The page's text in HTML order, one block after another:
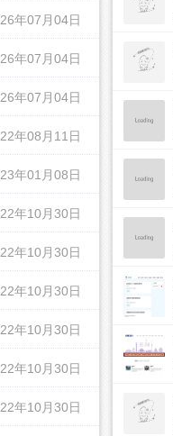
年07月04日
年07月04日
年07月04日
年08月11日
年01月08日
年10月30日
年10月30日
年10月30日
年10月30日
年10月30日
年10月30日